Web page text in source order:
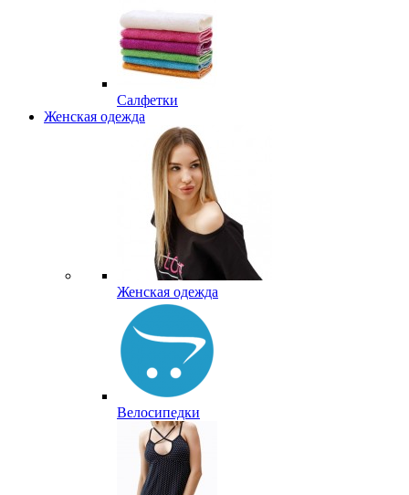
Салфетки
Женская одежда
Женская одежда
Велосипедки